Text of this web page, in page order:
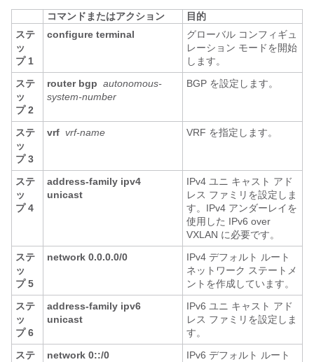
コマンドまたはアクション
目的
ステ
ッ
プ 1
configure terminal
グローバル コンフィギュ
レーション モードを開始
します。
ステ
ッ
プ 2
router bgp autonomous-
system-number
BGP を設定します。
ステ
ッ
プ 3
vrf vrf-name VRF を指定します。
ステ
ッ
プ 4
address-family ipv4
unicast
IPv4 ユニ キャスト アド
レス ファミリを設定しま
す。IPv4 アンダーレイを
使用した IPv6 over
VXLAN に必要です。
ステ
ッ
プ 5
network 0.0.0.0/0
IPv4 デフォルト ルート
ネットワーク ステートメ
ントを作成しています。
ステ
ッ
プ 6
address-family ipv6
unicast
IPv6 ユニ キャスト アド
レス ファミリを設定しま
す。
ステ
network 0::/0
IPv6 デフォルト ルート